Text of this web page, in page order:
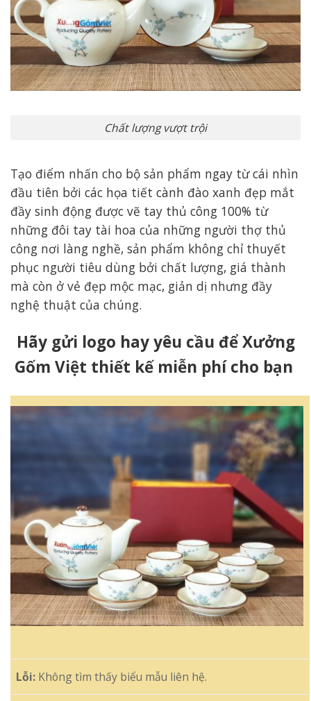
Chất lượng vượt trội
Tạo điểm nhấn cho bộ sản phẩm ngay từ cái nhìn
đầu tiên bởi các họa tiết cành đào xanh đẹp mắt
đầy sinh động được vẽ tay thủ công 100% từ
những đôi tay tài hoa của những người thợ thủ
công nơi làng nghề, sản phẩm không chỉ thuyết
phục người tiêu dùng bởi chất lượng, giá thành
mà còn ở vẻ đẹp mộc mạc, giản dị nhưng đầy
nghệ thuật của chúng.
Hãy gửi logo hay yêu cầu để Xưởng
Gốm Việt thiết kế miễn phí cho bạn
Lỗi:Không tìm thấy biểu mẫu liên hệ.